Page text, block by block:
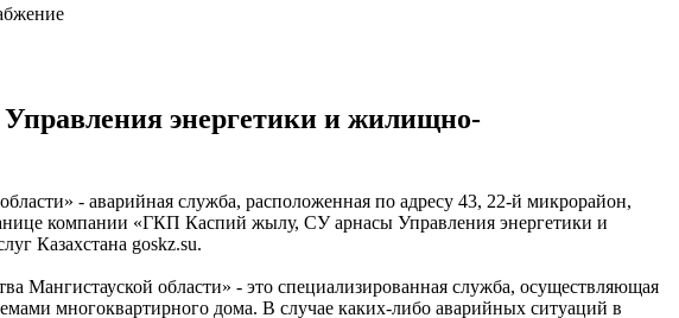
энергетики и жилищно-
- аварийная служба, расположенная по адресу 43, 22-й микрорайон,
компании «ГКП Каспий жылу, СУ арнасы Управления энергетики и
Казахстана goskz.su.
области» - это специализированная служба, осуществляющая
многоквартирного дома. В случае каких-либо аварийных ситуаций в